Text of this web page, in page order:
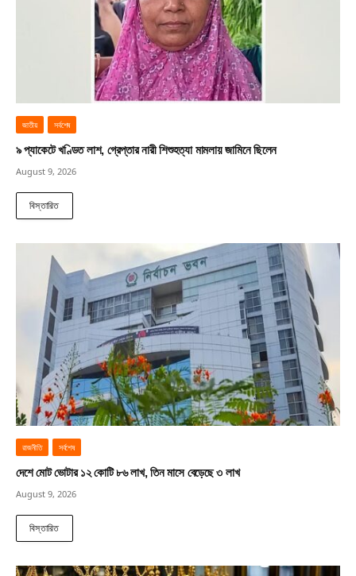
জাতীয় সর্বশেষ
৯ প্যাকেটে খণ্ডিত লাশ, গ্রেপ্তার নারী শিশুহত্যা মামলায় জামিনে ছিলেন
August 9, 2026
বিস্তারিত
রাজনীতি সর্বশেষ
দেশে মোট ভোটার ১২ কোটি ৮৬ লাখ, তিন মাসে বেড়েছে ৩ লাখ
August 9, 2026
বিস্তারিত